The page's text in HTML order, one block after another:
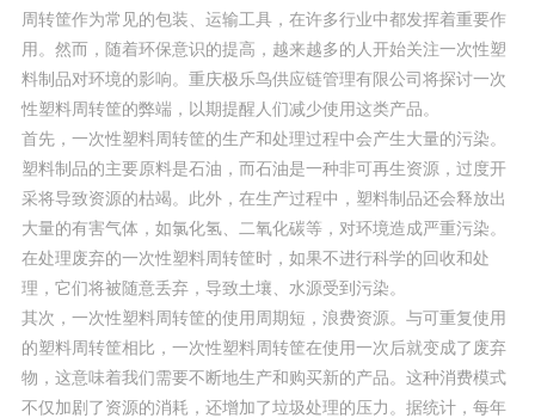
周转筐作为常见的包装、运输工具，在许多行业中都发挥着重要作
用。然而，随着环保意识的提高，越来越多的人开始关注一次性塑
料制品对环境的影响。重庆极乐鸟供应链管理有限公司将探讨一次
性塑料周转筐的弊端，以期提醒人们减少使用这类产品。
首先，一次性塑料周转筐的生产和处理过程中会产生大量的污染。
塑料制品的主要原料是石油，而石油是一种非可再生资源，过度开
采将导致资源的枯竭。此外，在生产过程中，塑料制品还会释放出
大量的有害气体，如氯化氢、二氧化碳等，对环境造成严重污染。
在处理废弃的一次性塑料周转筐时，如果不进行科学的回收和处
理，它们将被随意丢弃，导致土壤、水源受到污染。
其次，一次性塑料周转筐的使用周期短，浪费资源。与可重复使用
的塑料周转筐相比，一次性塑料周转筐在使用一次后就变成了废弃
物，这意味着我们需要不断地生产和购买新的产品。这种消费模式
不仅加剧了资源的消耗，还增加了垃圾处理的压力。据统计，每年